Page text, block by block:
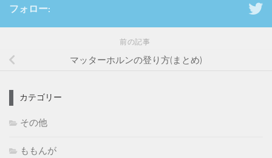
フォロー:
前の記事
マッターホルンの登り方(まとめ)
カテゴリー
その他
ももんが